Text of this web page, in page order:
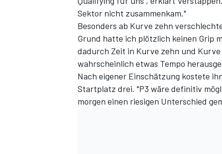
Sektor nicht zusammenkam."
Besonders ab Kurve zehn
Grund hatte ich plötzlich keinen Grip
dadurch Zeit in Kurve zehn und
wahrscheinlich etwas Tempo
Nach eigener Einschätzung kostete
Startplatz drei. "P3 wäre definitiv
morgen einen riesigen Unterschied